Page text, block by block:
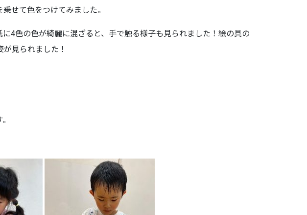
せて色をつけてみました。
4色の色が綺麗に混ざると、手で触る様子も見られました！絵の具の
見られました！